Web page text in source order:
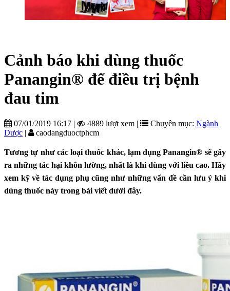
Cảnh báo khi dùng thuốc
Panangin® để điều trị bệnh
đau tim
07/01/2019 16:17 | 4889 lượt xem | Chuyên mục: Ngành
Dược | caodangduoctphcm
Tương tự như các loại thuốc khác, lạm dụng Panangin® sẽ gây
ra những tác hại khôn lường, nhất là khi dùng với liều cao. Hãy
xem kỹ về tác dụng phụ cũng như những vấn đề cần lưu ý khi
dùng thuốc này trong bài viết dưới đây.